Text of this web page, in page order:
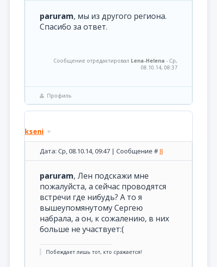
paruram, мы из другого региона.
Спасибо за ответ.
Сообщение отредактировал Lena-Helena - Ср,
08.10.14, 08:37
Профиль
kseni
Дата: Ср, 08.10.14, 09:47 | Сообщение # 8
paruram, Лен подскажи мне
пожалуйста, а сейчас проводятся
встречи где нибудь? А то я
вышеупомянутому Сергею
набрала, а он, к сожалению, в них
больше не участвует:(
Побеждает лишь тот, кто сражается!